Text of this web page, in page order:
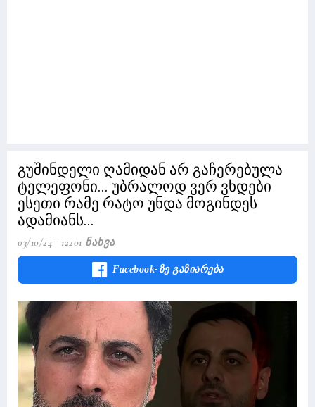
გუშინდელი ღამიდან არ გაჩერებულა
ტელეფონი... უბრალოდ ვერ ვხდები
ესეთი რამე რატო უნდა მოგინდეს
ადამიანს...
03/10/24 12201 Ნახვა
Facebook-Ზე Გაზიარება